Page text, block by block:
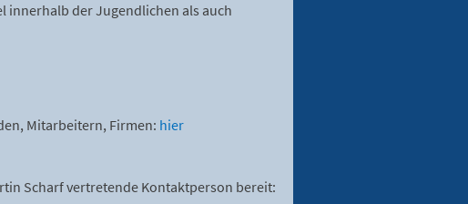
innerhalb der Jugendlichen als auch
Mitarbeitern, Firmen: hier
Scharf vertretende Kontaktperson bereit: